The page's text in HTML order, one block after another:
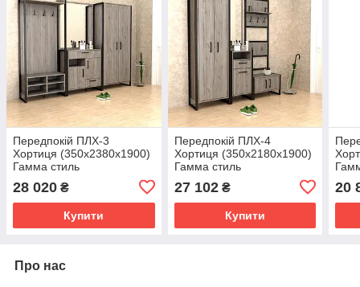
Передпокій ПЛХ-3
Хортиця (350x2380x1900)
Гамма стиль
28 020 ₴
Купити
Передпокій ПЛХ-4
Хортиця (350x2180x1900)
Гамма стиль
27 102₴
Купити
20
Про нас